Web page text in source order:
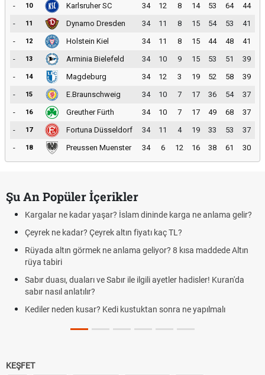
-
10 Karlsruher SC 34 12 8 14 53 64
44
-
11 Dynamo Dresden 34 11 8 15 54 53
41
-
12 Holstein Kiel 34 11 8 15 44 48
41
-
13 Arminia Bielefeld 34 10 9 15 53 51
39
-
14 Magdeburg 34 12 3 19 52 58
39
-
15 E.Braunschweig 34 10 7 17 36 54
37
-
16 Greuther Fürth 34 10 7 17 49 68
37
-
17 Fortuna Düsseldorf 34 11 4 19 33 53
37
-
18 Preussen Muenster 34 6 12 16 38 61 30
Şu An Popüler İçerikler
Kargalar ne kadar yaşar? İslam dininde karga ne anlama gelir?
Çeyrek ne kadar? Çeyrek altın fiyatı kaç TL?
Rüyada altın görmek ne anlama geliyor? 8 kısa maddede Altın
rüya tabiri
Sabır duası, duaları ve Sabır ile ilgili ayetler hadisler! Kuran'da
sabır nasıl anlatılır?
Kediler neden kusar? Kedi kustuktan sonra ne yapılmalı
KEŞFET